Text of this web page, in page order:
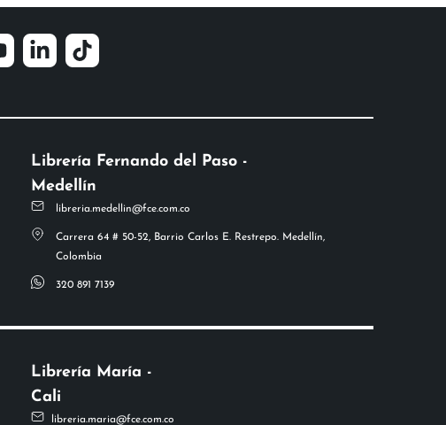
Librería Fernando del Paso -
Medellín
libreria.medellin@fce.com.co
Carrera 64 # 50-52, Barrio Carlos E. Restrepo. Medellín,
Colombia
320 891 7139
Librería María -
Cali